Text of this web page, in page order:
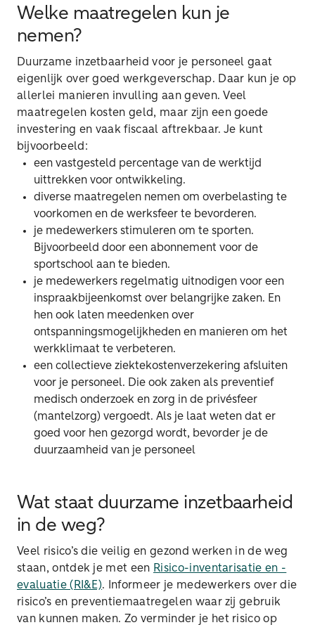
Welke maatregelen kun je
nemen?
Duurzame inzetbaarheid voor je personeel gaat
eigenlijk over goed werkgeverschap. Daar kun je op
allerlei manieren invulling aan geven. Veel
maatregelen kosten geld, maar zijn een goede
investering en vaak fiscaal aftrekbaar. Je kunt
bijvoorbeeld:
een vastgesteld percentage van de werktijd
uittrekken voor ontwikkeling.
diverse maatregelen nemen om overbelasting te
voorkomen en de werksfeer te bevorderen.
je medewerkers stimuleren om te sporten.
Bijvoorbeeld door een abonnement voor de
sportschool aan te bieden.
je medewerkers regelmatig uitnodigen voor een
inspraakbijeenkomst over belangrijke zaken. En
hen ook laten meedenken over
ontspanningsmogelijkheden en manieren om het
werkklimaat te verbeteren.
een collectieve ziektekostenverzekering afsluiten
voor je personeel. Die ook zaken als preventief
medisch onderzoek en zorg in de privésfeer
(mantelzorg) vergoedt. Als je laat weten dat er
goed voor hen gezorgd wordt, bevorder je de
duurzaamheid van je personeel
Wat staat duurzame inzetbaarheid
in de weg?
Veel risico’s die veilig en gezond werken in de weg
staan, ontdek je met een Risico-inventarisatie en -
evaluatie (RI&E). Informeer je medewerkers over die
risico’s en preventiemaatregelen waar zij gebruik
van kunnen maken. Zo verminder je het risico op